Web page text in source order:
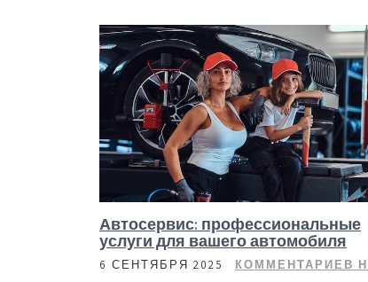
Автосервис: профессиональные
услуги для вашего автомобиля
6 СЕНТЯБРЯ 2025 КОММЕНТАРИЕВ